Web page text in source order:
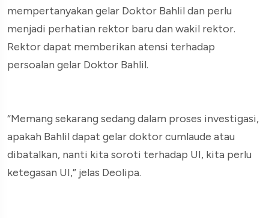
mempertanyakan gelar Doktor Bahlil dan perlu
menjadi perhatian rektor baru dan wakil rektor.
Rektor dapat memberikan atensi terhadap
persoalan gelar Doktor Bahlil.
“Memang sekarang sedang dalam proses investigasi,
apakah Bahlil dapat gelar doktor cumlaude atau
dibatalkan, nanti kita soroti terhadap UI, kita perlu
ketegasan UI,” jelas Deolipa.